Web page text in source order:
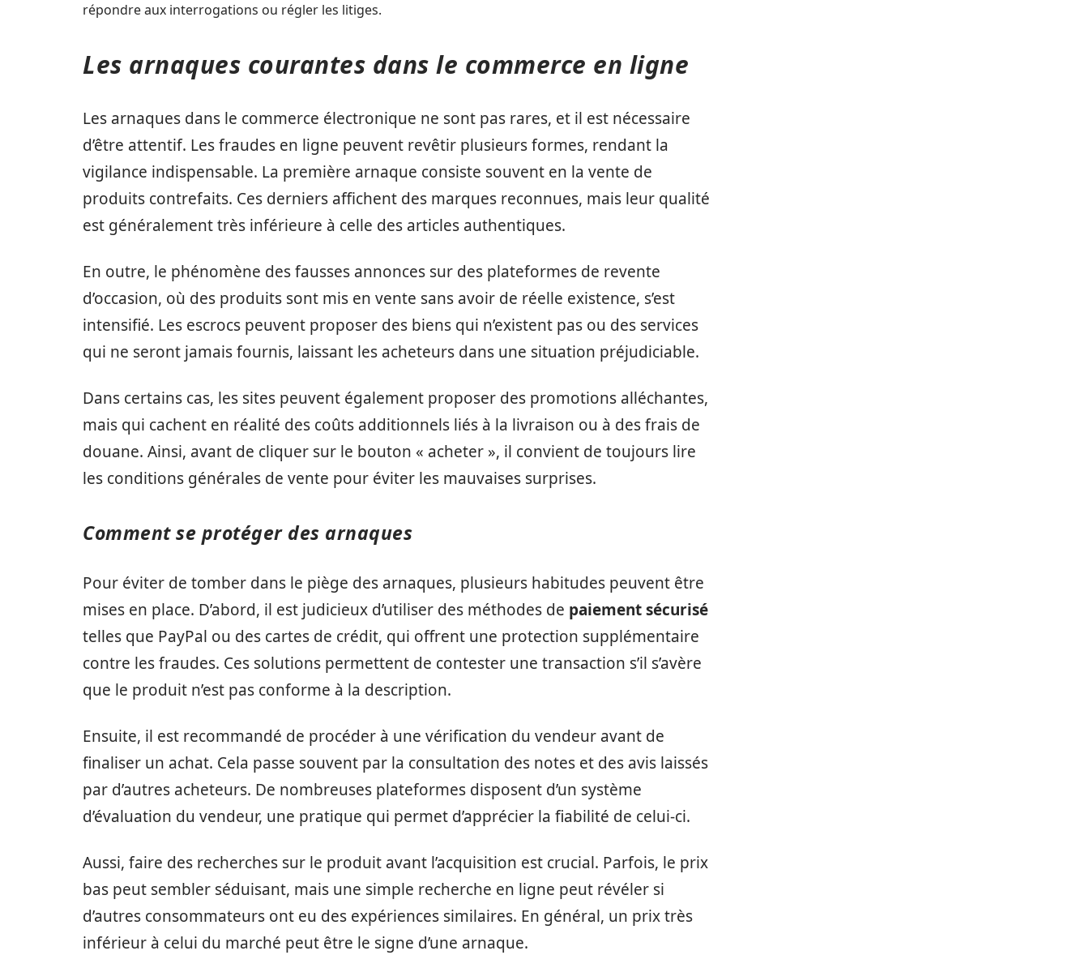
répondre aux interrogations ou régler les litiges.
Les arnaques courantes dans le commerce en ligne
Les arnaques dans le commerce électronique ne sont pas rares, et il est nécessaire
d’être attentif. Les fraudes en ligne peuvent revêtir plusieurs formes, rendant la
vigilance indispensable. La première arnaque consiste souvent en la vente de
produits contrefaits. Ces derniers affichent des marques reconnues, mais leur qualité
est généralement très inférieure à celle des articles authentiques.
En outre, le phénomène des fausses annonces sur des plateformes de revente
d’occasion, où des produits sont mis en vente sans avoir de réelle existence, s’est
intensifié. Les escrocs peuvent proposer des biens qui n’existent pas ou des services
qui ne seront jamais fournis, laissant les acheteurs dans une situation préjudiciable.
Dans certains cas, les sites peuvent également proposer des promotions alléchantes,
mais qui cachent en réalité des coûts additionnels liés à la livraison ou à des frais de
douane. Ainsi, avant de cliquer sur le bouton « acheter », il convient de toujours lire
les conditions générales de vente pour éviter les mauvaises surprises.
Comment se protéger des arnaques
Pour éviter de tomber dans le piège des arnaques, plusieurs habitudes peuvent être
mises en place. D’abord, il est judicieux d’utiliser des méthodes de paiement sécurisé
telles que PayPal ou des cartes de crédit, qui offrent une protection supplémentaire
contre les fraudes. Ces solutions permettent de contester une transaction s’il s’avère
que le produit n’est pas conforme à la description.
Ensuite, il est recommandé de procéder à une vérification du vendeur avant de
finaliser un achat. Cela passe souvent par la consultation des notes et des avis laissés
par d’autres acheteurs. De nombreuses plateformes disposent d’un système
d’évaluation du vendeur, une pratique qui permet d’apprécier la fiabilité de celui-ci.
Aussi, faire des recherches sur le produit avant l’acquisition est crucial. Parfois, le prix
bas peut sembler séduisant, mais une simple recherche en ligne peut révéler si
d’autres consommateurs ont eu des expériences similaires. En général, un prix très
inférieur à celui du marché peut être le signe d’une arnaque.